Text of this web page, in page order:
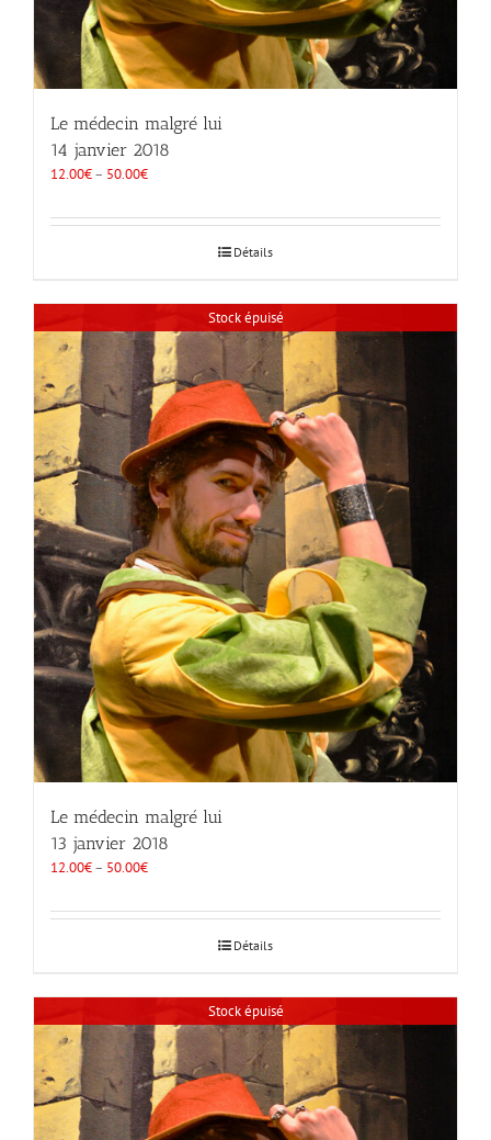
Le médecin malgré lui
14 janvier 2018
12.00€– 50.00€
Détails
Stock épuisé
Le médecin malgré lui
13 janvier 2018
12.00€– 50.00€
Détails
Stock épuisé